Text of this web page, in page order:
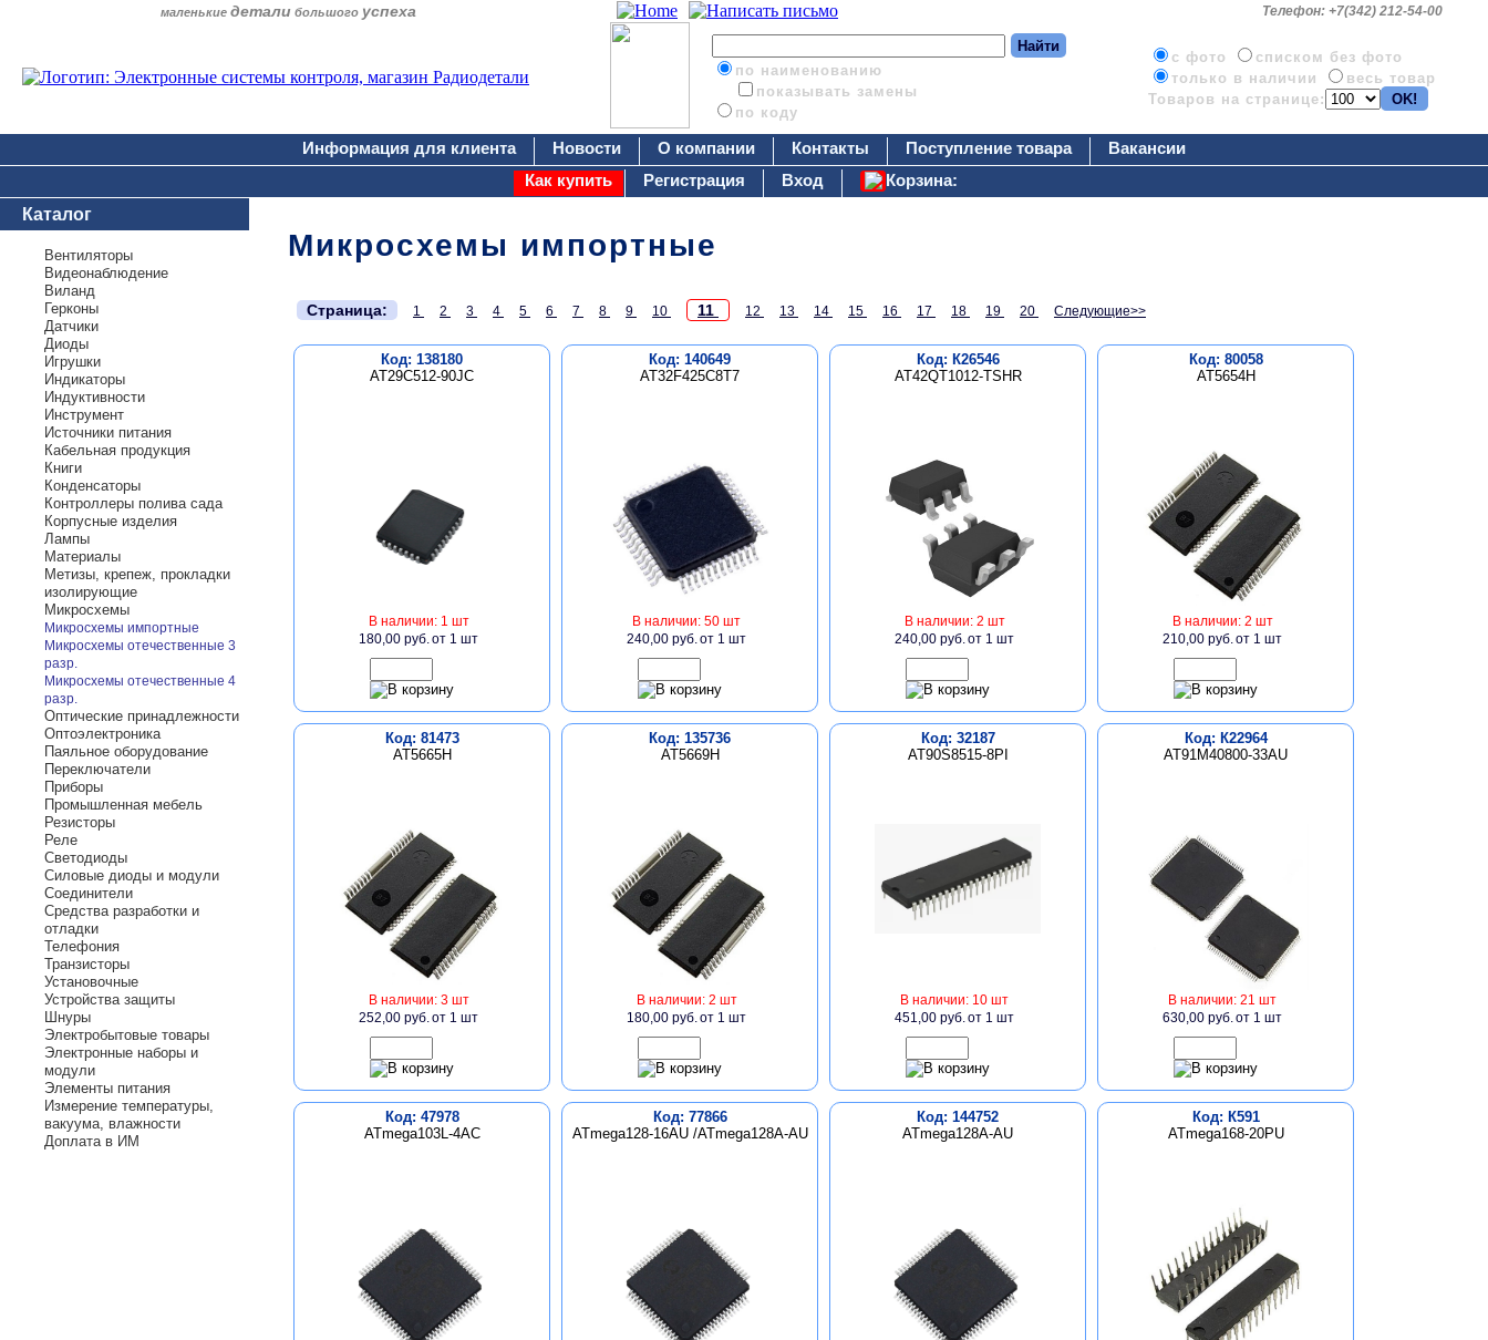
маленькие детали большого успеха Телефон: +7(342) 212-54-00
по наименованию
показывать замены
по коду
c фото
списком без фото
только в наличии
весь товар
Товаров на странице:
Информация для клиента Новости О компании Контакты Поступление товара
Вакансии
Как купить
Регистрация Вход
Корзина:
Каталог
Вентиляторы
Видеонаблюдение
Виланд
Герконы
Датчики
Диоды
Игрушки
Индикаторы
Индуктивности
Инструмент
Источники питания
Кабельная продукция
Книги
Конденсаторы
Контроллеры полива сада
Корпусные изделия
Лампы
Материалы
Метизы, крепеж, прокладки
изолирующие
Микросхемы
Микросхемы импортные
Микросхемы отечественные 3
разр.
Микросхемы отечественные 4
разр.
Оптические принадлежности
Оптоэлектроника
Паяльное оборудование
Переключатели
Приборы
Промышленная мебель
Резисторы
Реле
Светодиоды
Силовые диоды и модули
Соединители
Средства разработки и
отладки
Телефония
Транзисторы
Установочные
Устройства защиты
Шнуры
Электробытовые товары
Электронные наборы и
модули
Элементы питания
Измерение температуры,
вакуума, влажности
Доплата в ИМ
Микросхемы импортные
Страница:
1 2 3 4 5 6 7 8 9 10 11 12 13 14 15 16 17 18 19 20 Следующие>>
Код: 138180
AT29C512-90JC
В наличии: 1 шт
180,00 руб.от 1 шт
Код: 140649
AT32F425C8T7
В наличии: 50 шт
240,00 руб.от 1 шт
Код: К26546
AT42QT1012-TSHR
В наличии: 2 шт
240,00 руб.от 1 шт
Код: 80058
AT5654H
В наличии: 2 шт
210,00 руб.от 1 шт
Код: 81473
AT5665H
В наличии: 3 шт
252,00 руб.от 1 шт
Код: 135736
AT5669H
В наличии: 2 шт
180,00 руб.от 1 шт
Код: 32187
AT90S8515-8PI
В наличии: 10 шт
451,00 руб.от 1 шт
Код: К22964
AT91M40800-33AU
В наличии: 21 шт
630,00 руб.от 1 шт
Код: 47978
ATmega103L-4AC
Код: 77866
ATmega128-16AU /ATmega128A-AU
Код: 144752
ATmega128A-AU
Код: К591
ATmega168-20PU